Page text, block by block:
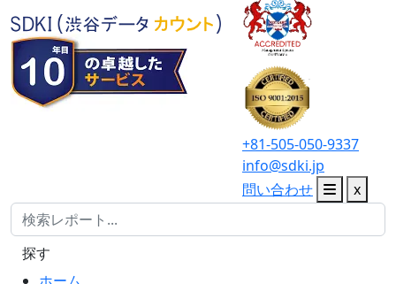
+81-505-050-9337
info@sdki.jp
問い合わせ
x
探す